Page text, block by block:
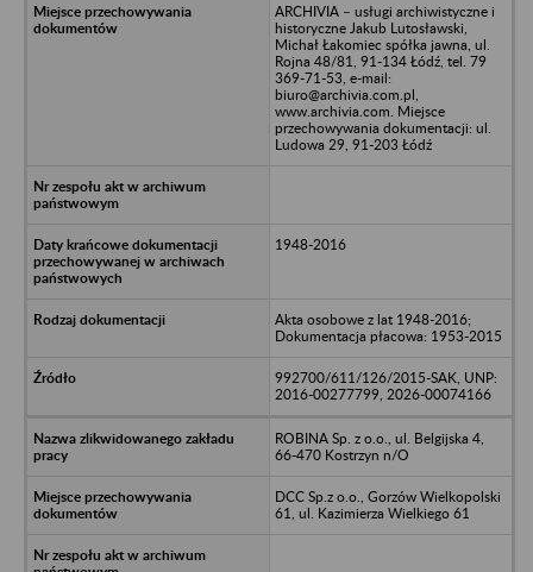
ARCHIVIA – usługi archiwistyczne i
historyczne Jakub Lutosławski,
Michał Łakomiec spółka jawna, ul.
Rojna 48/81, 91-134 Łódź, tel. 79
369-71-53, e-mail:
biuro@archivia.com.pl,
www.archivia.com. Miejsce
przechowywania dokumentacji: ul.
Ludowa 29, 91-203 Łódź
1948-2016
Akta osobowe z lat 1948-2016;
Dokumentacja płacowa: 1953-2015
992700/611/126/2015-SAK, UNP:
2016-00277799, 2026-00074166
ROBINA Sp. z o.o., ul. Belgijska 4,
66-470 Kostrzyn n/O
DCC Sp.z o.o., Gorzów Wielkopolski
61, ul. Kazimierza Wielkiego 61